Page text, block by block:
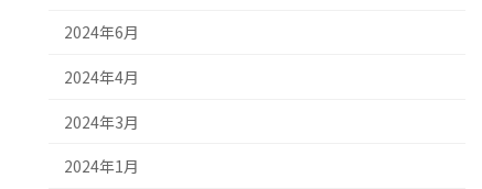
2024年6月
2024年4月
2024年3月
2024年1月